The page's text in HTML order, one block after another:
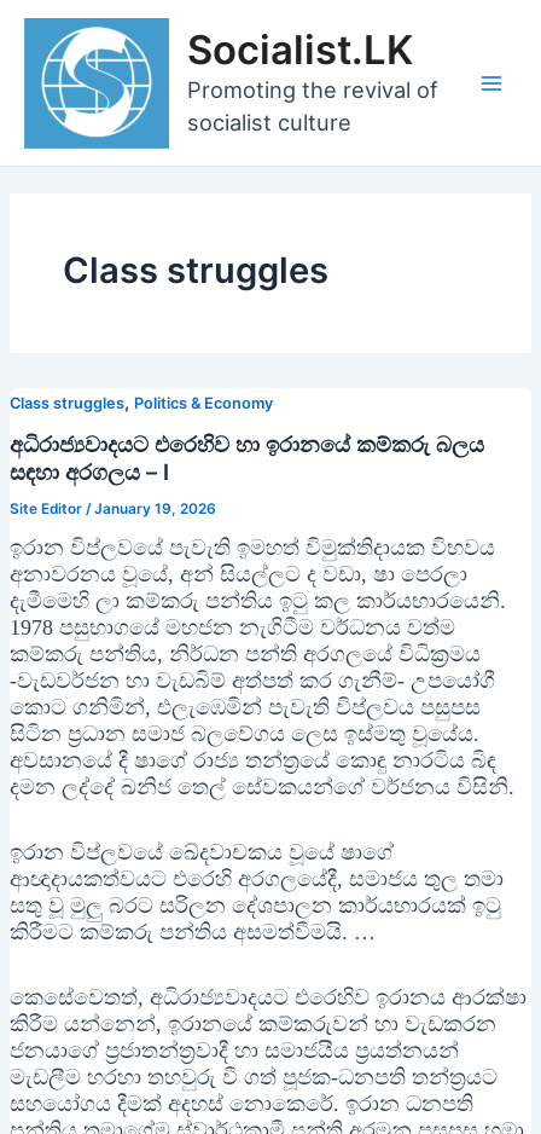
Skip
content
Socialist.LK
Promoting the revival of
socialist culture
Class struggles
Class struggles, Politics & Economy
අධිරාජ්‍යවාදයට එරෙහිව හා ඉරානයේ කම්කරු බලය
සඳහා අරගලය – I
Site Editor /January 19, 2026
ඉරාන විප්ලවයේ පැවැති ඉමහත් විමුක්තිදායක විභවය
අනාවරනය වූයේ, අන් සියල්ලට ද වඩා, ෂා පෙරලා
දැමීමෙහි ලා කම්කරු පන්තිය ඉටු කල කාර්යභාරයෙනි.
1978 පසුභාගයේ මහජන නැගිටීම වර්ධනය වත්ම
කම්කරු පන්තිය, නිර්ධන පන්ති අරගලයේ විධික‍්‍රමය
-වැඩවර්ජන හා වැඩබිම් අත්පත් කර ගැනීම්- උපයෝගී
කොට ගනිමින්, එලැඹෙමින් පැවැති විප්ලවය පසුපස
සිටින ප‍්‍රධාන සමාජ බලවේගය ලෙස ඉස්මතු වූයේය.
අවසානයේ දී ෂාගේ රාජ්‍ය තන්ත‍්‍රයේ කොඳු නාරටිය බිඳ
දමන ලද්දේ ඛනිජ තෙල් සේවකයන්ගේ වර්ජනය විසිනි.
ඉරාන විප්ලවයේ ඛේදවාචකය වූයේ ෂාගේ
ආඥාදායකත්වයට එරෙහි අරගලයේදී, සමාජය තුල තමා
සතු වූ මුලු බරට සරිලන දේශපාලන කාර්යභාරයක් ඉටු
කිරීමට කම්කරු පන්තිය අසමත්වීමයි. …
කෙසේවෙතත්, අධිරාජ්‍යවාදයට එරෙහිව ඉරානය ආරක්ෂා
කිරීම යන්නෙන්, ඉරානයේ කම්කරුවන් හා වැඩකරන
ජනයාගේ ප‍්‍රජාතන්ත‍්‍රවාදී හා සමාජයීය ප‍්‍රයත්නයන්
මැඩලීම හරහා තහවුරු වී ගත් පූජක-ධනපති තන්ත‍්‍රයට
සහයෝගය දීමක් අදහස් නොකෙරේ. ඉරාන ධනපති